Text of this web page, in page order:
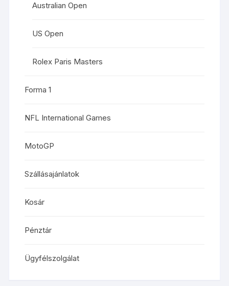
Australian Open
US Open
Rolex Paris Masters
Forma 1
NFL International Games
MotoGP
Szállásajánlatok
Kosár
Pénztár
Ügyfélszolgálat